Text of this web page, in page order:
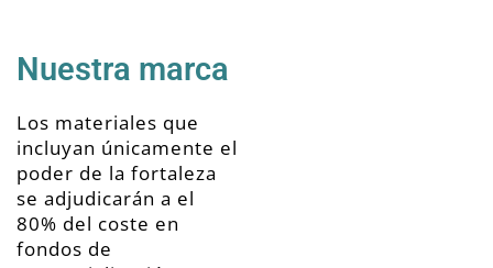
Nuestra marca
Los materiales que
incluyan únicamente el
poder de la fortaleza
se adjudicarán a el
80% del coste en
fondos de